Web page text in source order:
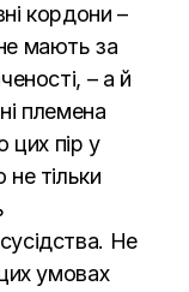
кордони –
мають за
– а й
племена
цих пір у
тільки
Не
умовах